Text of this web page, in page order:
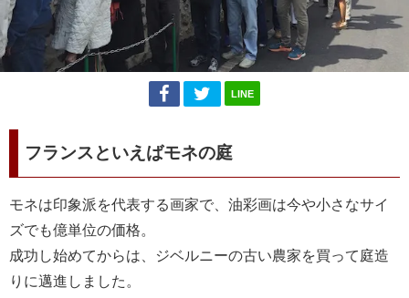
LINE
フランスといえばモネの庭
モネは印象派を代表する画家で、油彩画は今や小さなサイ
ズでも億単位の価格。
成功し始めてからは、ジベルニーの古い農家を買って庭造
りに邁進しました。